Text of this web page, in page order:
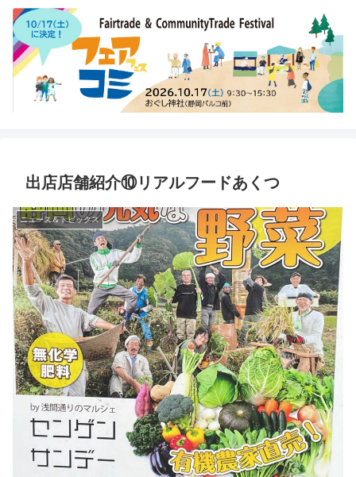
出店店舗紹介⑩リアルフードあくつ
ニュース＆トピックス